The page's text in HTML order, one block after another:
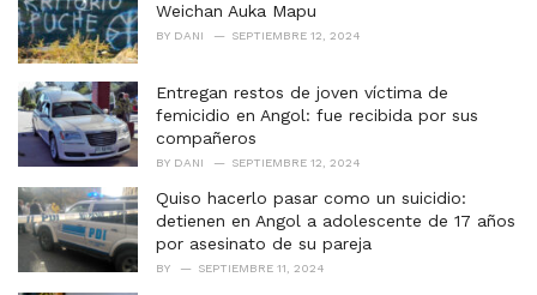
Weichan Auka Mapu
BY DANI SEPTIEMBRE 12, 2024
Entregan restos de joven víctima de
femicidio en Angol: fue recibida por sus
compañeros
BY DANI SEPTIEMBRE 12, 2024
Quiso hacerlo pasar como un suicidio:
detienen en Angol a adolescente de 17 años
por asesinato de su pareja
BY SEPTIEMBRE 11, 2024